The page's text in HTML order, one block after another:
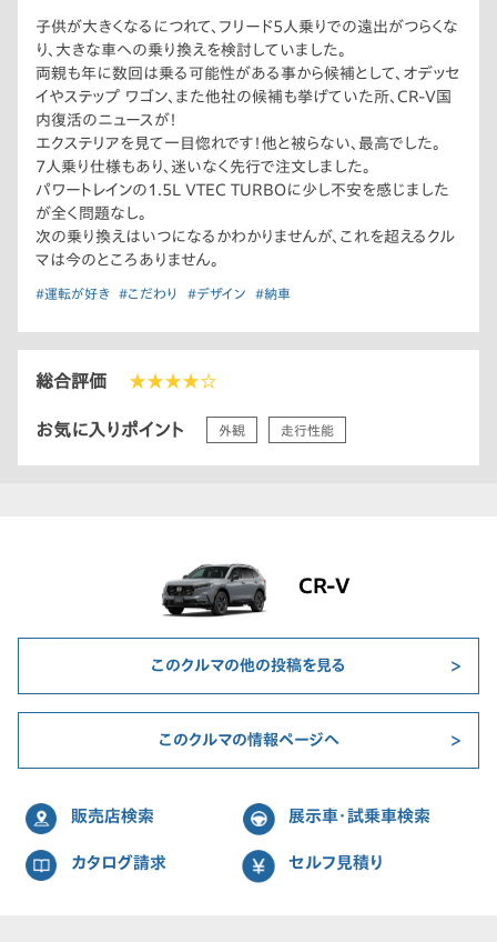
子供が大きくなるにつれて、フリード5人乗りでの遠出がつらくな
り、大きな車への乗り換えを検討していました。
両親も年に数回は乗る可能性がある事から候補として、オデッセ
イやステップ ワゴン、また他社の候補も挙げていた所、CR-V国
内復活のニュースが！
エクステリアを見て一目惚れです！他と被らない、最高でした。
7人乗り仕様もあり、迷いなく先行で注文しました。
パワートレインの1.5L VTEC TURBOに少し不安を感じました
が全く問題なし。
次の乗り換えはいつになるかわかりませんが、これを超えるクル
マは今のところありません。
#運転が好き #こだわり #デザイン #納車
総合評価 ★★★★☆
お気に入りポイント 外観 走行性能
CR-V
このクルマの他の投稿を見る
このクルマの情報ページへ
販売店検索 展示車・試乗車検索
カタログ請求 セルフ見積り